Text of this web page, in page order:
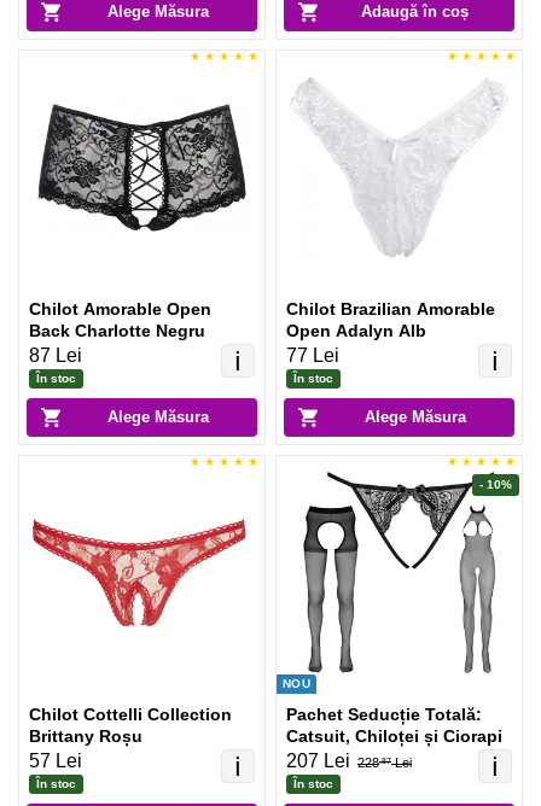
Alege Măsura Adaugă în coș
Alege Măsura
ℹ️
Chilot Amorable Open
Back Charlotte Negru
87 Lei
În stoc
Alege Măsura
ℹ️
Chilot Brazilian Amorable
Open Adalyn Alb
77 Lei
În stoc
ℹ️
Chilot Cottelli Collection
Brittany Roșu
57 Lei
În stoc
NOU
ℹ️
Pachet Seducție Totală:
Catsuit, Chiloței și Ciorapi
207 Lei 228.87Lei
În stoc
- 10%